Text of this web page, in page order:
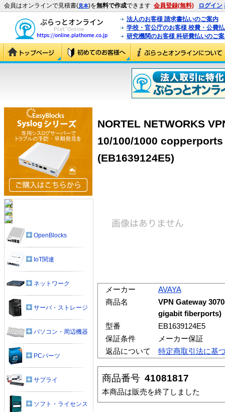
会員はオンラインで見積書(見本)を無料で作成できます 会員登録(無料) ログイン
法人のお客様 請求書払いのご案内
学校・官公庁のお客様 校費・公費
研究機関のお客様 科研費払いのご
NORTEL NETWORKS
10/100/1000
(EB1639124E5)
メーカー
AVAYA
商品名
VPN Gateway
gigabit fiberports)
型番
EB1639124E5
保証条件
メーカー保証
返品について
特定商取引法に基
商品番号 41081817
本商品は販売を終了しました
OpenBlocks
IoT関連
ネットワーク
サーバ・ストレージ
パソコン・周辺機器
PCパーツ
サプライ
ソフト・ライセンス